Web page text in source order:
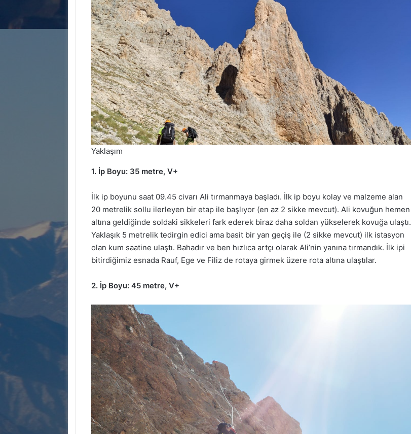
Yaklaşım
1. İp Boyu: 35 metre, V+
İlk ip boyunu saat 09.45 civarı Ali tırmanmaya başladı. İlk ip boyu kolay ve malzeme alan
20 metrelik sollu ilerleyen bir etap ile başlıyor (en az 2 sikke mevcut). Ali kovuğun hemen
altına geldiğinde soldaki sikkeleri fark ederek biraz daha soldan yükselerek kovuğa ulaştı.
Yaklaşık 5 metrelik tedirgin edici ama basit bir yan geçiş ile (2 sikke mevcut) ilk istasyon
olan kum saatine ulaştı. Bahadır ve ben hızlıca artçı olarak Ali’nin yanına tırmandık. İlk ipi
bitirdiğimiz esnada Rauf, Ege ve Filiz de rotaya girmek üzere rota altına ulaştılar.
2. İp Boyu: 45 metre, V+